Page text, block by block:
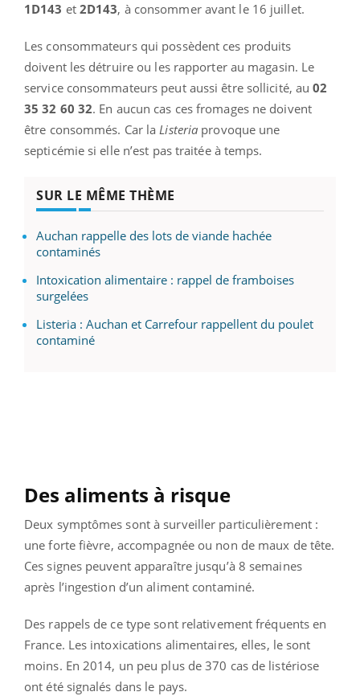
1D143 et 2D143, à consommer avant le 16 juillet.
Les consommateurs qui possèdent ces produits
doivent les détruire ou les rapporter au magasin. Le
service consommateurs peut aussi être sollicité, au02
35 32 60 32. En aucun cas ces fromages ne doivent
être consommés. Car laListeria provoque une
septicémie si elle n’est pas traitée à temps.
SUR LE MÊME THÈME
Auchan rappelle des lots de viande hachée
contaminés
Intoxication alimentaire : rappel de framboises
surgelées
Listeria : Auchan et Carrefour rappellent du poulet
contaminé
Des aliments à risque
Deux symptômes sont à surveiller particulièrement :
une forte fièvre, accompagnée ou non de maux de tête.
Ces signes peuvent apparaître jusqu’à 8 semaines
après l’ingestion d’un aliment contaminé.
Des rappels de ce type sont relativement fréquents en
France. Les intoxications alimentaires, elles, le sont
moins. En 2014, un peu plus de 370 cas de listériose
ont été signalés dans le pays.